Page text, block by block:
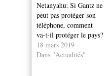
Netanyahu: Si Gantz ne
peut pas protéger son
téléphone, comment
va-t-il protéger le pays?
18 mars 2019
Dans "Actualités"